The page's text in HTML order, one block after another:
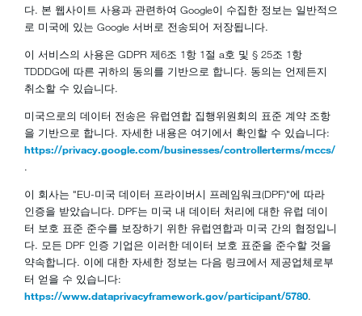
다. 본 웹사이트 사용과 관련하여 Google이 수집한 정보는 일반적으
로 미국에 있는 Google 서버로 전송되어 저장됩니다.
이 서비스의 사용은 GDPR 제6조 1항 1절 a호 및 § 25조 1항
TDDDG에 따른 귀하의 동의를 기반으로 합니다. 동의는 언제든지
취소할 수 있습니다.
미국으로의 데이터 전송은 유럽연합 집행위원회의 표준 계약 조항
을 기반으로 합니다. 자세한 내용은 여기에서 확인할 수 있습니다:
https://privacy.google.com/businesses/controllerterms/mccs/
.
이 회사는 "EU-미국 데이터 프라이버시 프레임워크(DPF)"에 따라
인증을 받았습니다. DPF는 미국 내 데이터 처리에 대한 유럽 데이
터 보호 표준 준수를 보장하기 위한 유럽연합과 미국 간의 협정입니
다. 모든 DPF 인증 기업은 이러한 데이터 보호 표준을 준수할 것을
약속합니다. 이에 대한 자세한 정보는 다음 링크에서 제공업체로부
터 얻을 수 있습니다:
https://www.dataprivacyframework.gov/participant/5780.